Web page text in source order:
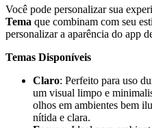
Você pode personalizar sua
Tema que combinam com seu
personalizar a aparência do app
Temas Disponíveis
Claro: Perfeito para uso
um visual limpo e
olhos em ambientes bem
nítida e clara.